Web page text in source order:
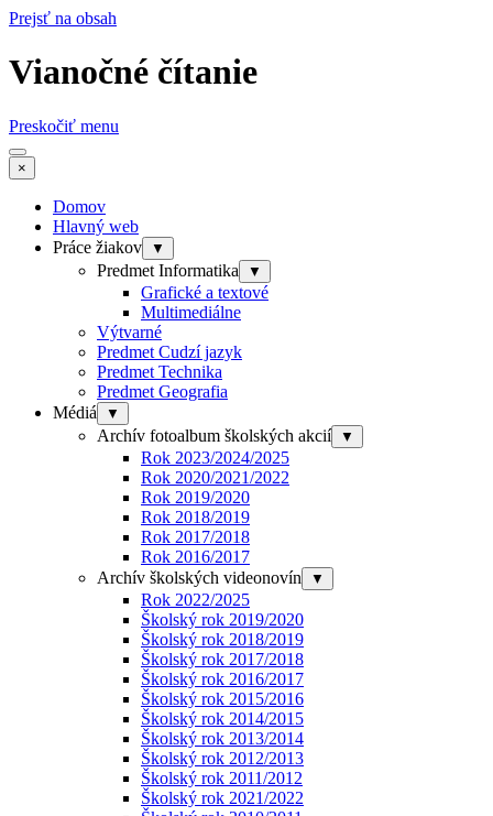
Prejsť na obsah
Vianočné čítanie
Preskočiť menu
×
Domov
Hlavný web
Práce žiakov
▼
Predmet Informatika ▼
Grafické a textové
Multimediálne
Výtvarné
Predmet Cudzí jazyk
Predmet Technika
Predmet Geografia
Médiá
▼
Archív fotoalbum školských akcií ▼
Rok 2023/2024/2025
Rok 2020/2021/2022
Rok 2019/2020
Rok 2018/2019
Rok 2017/2018
Rok 2016/2017
Archív školských videonovín
▼
Rok 2022/2025
Školský rok 2019/2020
Školský rok 2018/2019
Školský rok 2017/2018
Školský rok 2016/2017
Školský rok 2015/2016
Školský rok 2014/2015
Školský rok 2013/2014
Školský rok 2012/2013
Školský rok 2011/2012
Školský rok 2021/2022